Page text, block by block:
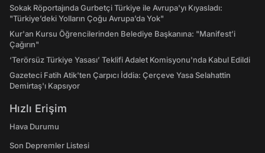
Sokak Röportajında Gurbetçi Türkiye ile Avrupa'yı Kıyasladı:
"Türkiye’deki Yolların Çoğu Avrupa’da Yok"
Kur'an Kursu Öğrencilerinden Belediye Başkanına: "Manifest’i
Çağırın"
‘Terörsüz Türkiye Yasası’ Teklifi Adalet Komisyonu'nda Kabul Edildi
Gazeteci Fatih Atik'ten Çarpıcı İddia: Çerçeve Yasa Selahattin
Demirtaş'ı Kapsıyor
Hızlı Erişim
Hava Durumu
Son Depremler Listesi